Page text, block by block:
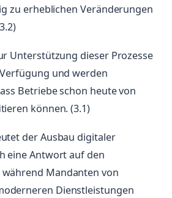
zu erheblichen Veränderungen
Unterstützung dieser Prozesse
und werden
Betriebe schon heute von
können. (3.1)
der Ausbau digitaler
eine Antwort auf den
Mandanten von
Dienstleistungen